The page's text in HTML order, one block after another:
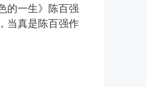
的一生》陈百强
当真是陈百强作